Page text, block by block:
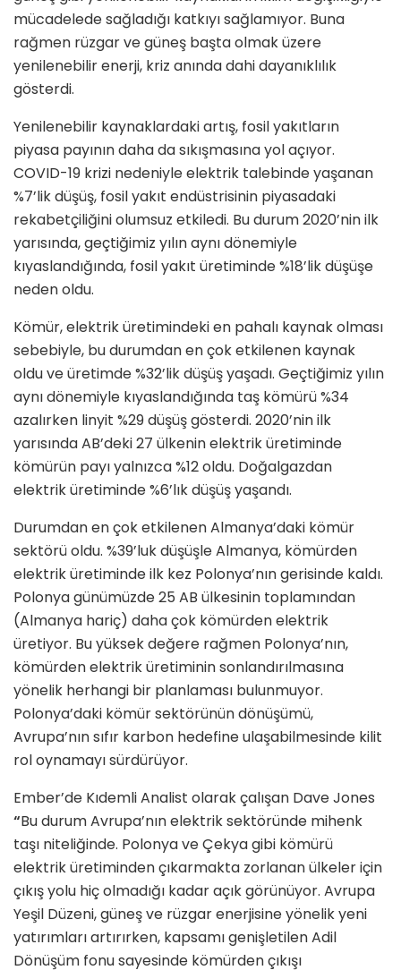
mücadelede sağladığı katkıyı sağlamıyor. Buna
rağmen rüzgar ve güneş başta olmak üzere
yenilenebilir enerji, kriz anında dahi dayanıklılık
gösterdi.
Yenilenebilir kaynaklardaki artış, fosil yakıtların
piyasa payının daha da sıkışmasına yol açıyor.
COVID-19 krizi nedeniyle elektrik talebinde yaşanan
%7’lik düşüş, fosil yakıt endüstrisinin piyasadaki
rekabetçiliğini olumsuz etkiledi. Bu durum 2020’nin ilk
yarısında, geçtiğimiz yılın aynı dönemiyle
kıyaslandığında, fosil yakıt üretiminde %18’lik düşüşe
neden oldu.
Kömür, elektrik üretimindeki en pahalı kaynak olması
sebebiyle, bu durumdan en çok etkilenen kaynak
oldu ve üretimde %32’lik düşüş yaşadı. Geçtiğimiz yılın
aynı dönemiyle kıyaslandığında taş kömürü %34
azalırken linyit %29 düşüş gösterdi. 2020’nin ilk
yarısında AB’deki 27 ülkenin elektrik üretiminde
kömürün payı yalnızca %12 oldu. Doğalgazdan
elektrik üretiminde %6’lık düşüş yaşandı.
Durumdan en çok etkilenen Almanya’daki kömür
sektörü oldu. %39’luk düşüşle Almanya, kömürden
elektrik üretiminde ilk kez Polonya’nın gerisinde kaldı.
Polonya günümüzde 25 AB ülkesinin toplamından
(Almanya hariç) daha çok kömürden elektrik
üretiyor. Bu yüksek değere rağmen Polonya’nın,
kömürden elektrik üretiminin sonlandırılmasına
yönelik herhangi bir planlaması bulunmuyor.
Polonya’daki kömür sektörünün dönüşümü,
Avrupa’nın sıfır karbon hedefine ulaşabilmesinde kilit
rol oynamayı sürdürüyor.
Ember’de Kıdemli Analist olarak çalışan Dave Jones
“Bu durum Avrupa’nın elektrik sektöründe mihenk
taşı niteliğinde. Polonya ve Çekya gibi kömürü
elektrik üretiminden çıkarmakta zorlanan ülkeler için
çıkış yolu hiç olmadığı kadar açık görünüyor. Avrupa
Yeşil Düzeni, güneş ve rüzgar enerjisine yönelik yeni
yatırımları artırırken, kapsamı genişletilen Adil
Dönüşüm fonu sayesinde kömürden çıkışı